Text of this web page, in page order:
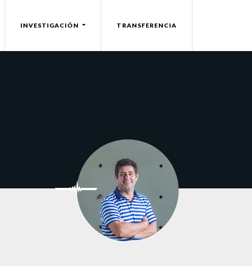
INVESTIGACIÓN TRANSFERENCIA